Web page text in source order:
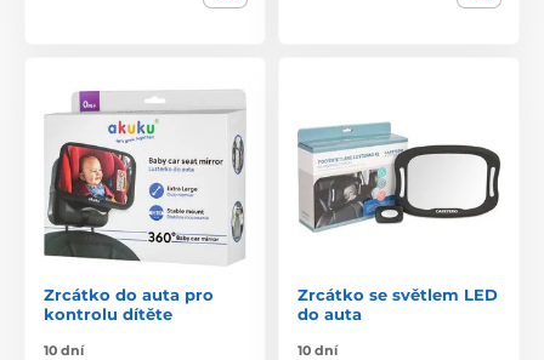
Zrcátko do auta pro
kontrolu dítěte
10 dní
Zrcátko se světlem LED
do auta
10 dní